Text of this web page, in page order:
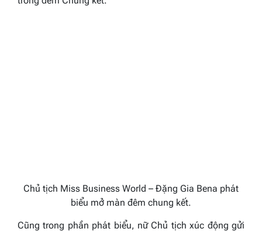
Chủ tịch Miss Business World – Đặng Gia Bena phát
biểu mở màn đêm chung kết.
Cũng trong phần phát biểu, nữ Chủ tịch xúc động gửi